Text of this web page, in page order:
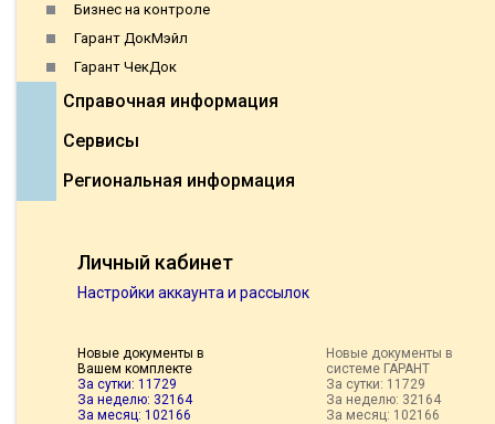
Бизнес на контроле
Гарант ДокМэйл
Гарант ЧекДок
Справочная информация
Сервисы
Региональная информация
Личный кабинет
Настройки аккаунта и рассылок
Новые документы в
Вашем комплекте
За сутки: 11729
За неделю: 32164
За месяц: 102166
Новые документы в
системе ГАРАНТ
За сутки: 11729
За неделю: 32164
За месяц: 102166